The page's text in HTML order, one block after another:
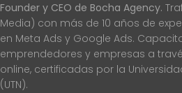
Founder y CEO de Bocha Agency.
Media) con más de 10 años de
en Meta Ads y Google Ads.
emprendedores y empresas a
online, certificadas por la
(UTN).